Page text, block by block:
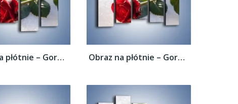
Obraz na płótnie – Gorąca róża na... Obraz na płótnie – Gorąca róża na...